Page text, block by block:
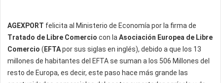
AGEXPORT felicita al Ministerio de Economía por la firma de
Tratado de Libre Comercio con la Asociación Europea de Libre
Comercio ( EFTApor sus siglas en inglés), debido a que los 13
millones de habitantes del EFTA se suman a los 506 Millones del
resto de Europa, es decir, este paso hace más grande las